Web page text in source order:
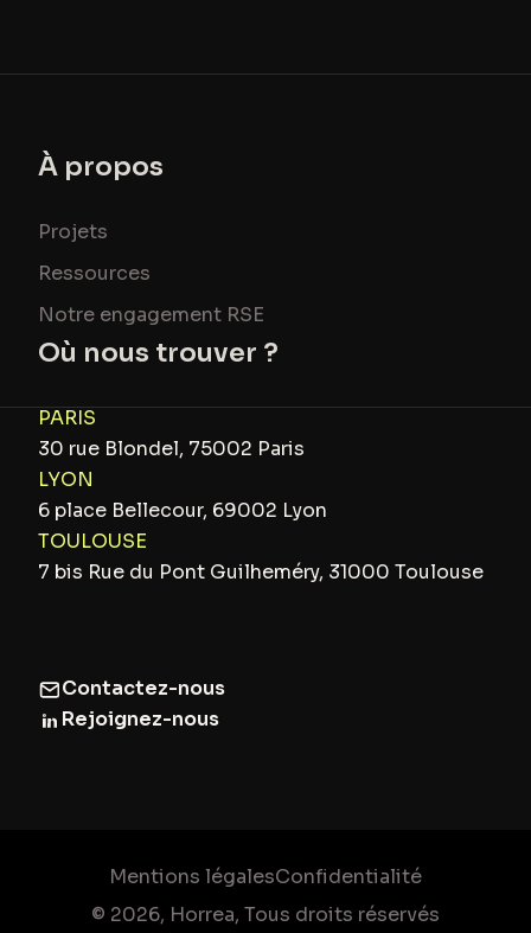
À propos
Projets
Ressources
Notre engagement RSE
Où nous trouver ?
PARIS
30 rue Blondel, 75002 Paris
LYON
6 place Bellecour, 69002 Lyon
TOULOUSE
7 bis Rue du Pont Guilheméry, 31000 Toulouse
Contactez-nous
Rejoignez-nous
© 2026, Horrea, Tous droits réservés
Mentions légalesConfidentialité